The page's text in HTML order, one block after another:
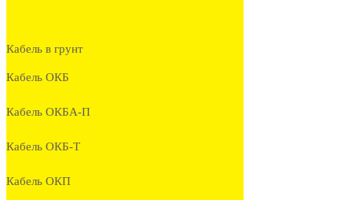
Кабель в грунт
Кабель ОКБ
Кабель ОКБА-П
Кабель ОКБ-Т
Кабель ОКП